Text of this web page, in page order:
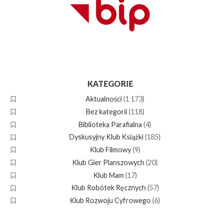
KATEGORIE
Aktualności(1 173)
Bez kategorii(118)
Biblioteka Parafialna (4)
Dyskusyjny Klub Książki(185)
Klub Filmowy(9)
Klub Gier Planszowych (20)
Klub Mam (17)
Klub Robótek Ręcznych (57)
Klub Rozwoju Cyfrowego (6)